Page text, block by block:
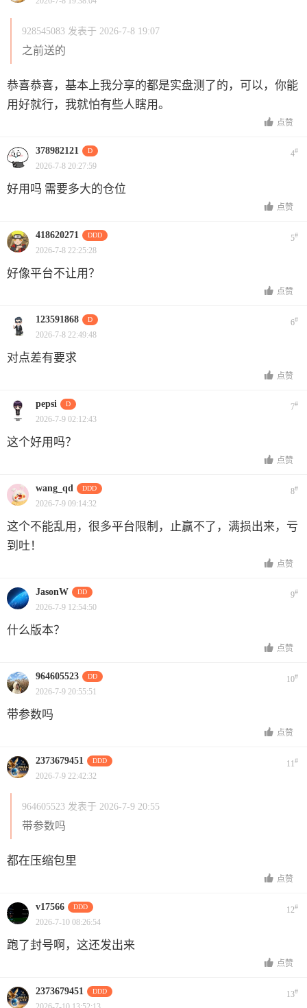
928545083 发表于 2026-7-8 19:07
之前送的
恭喜恭喜，基本上我分享的都是实盘测了的，可以，你能
用好就行，我就怕有些人瞎用。
点赞
378982121 D 4#
2026-7-8 20:27:59
好用吗 需要多大的仓位
点赞
418620271 DDD 5#
2026-7-8 22:25:28
好像平台不让用？
点赞
123591868 D 6#
2026-7-8 22:49:48
对点差有要求
点赞
pepsi D 7#
2026-7-9 02:12:43
这个好用吗？
点赞
wang_qd DDD 8#
2026-7-9 09:14:32
这个不能乱用，很多平台限制，止赢不了，满损出来，亏
到吐！
点赞
JasonW DD 9#
2026-7-9 12:54:50
什么版本？
点赞
964605523 DD 10#
2026-7-9 20:55:51
带参数吗
点赞
2373679451 DDD 11#
2026-7-9 22:42:32
964605523 发表于 2026-7-9 20:55
带参数吗
都在压缩包里
点赞
v17566 DDD 12#
2026-7-10 08:26:54
跑了封号啊，这还发出来
点赞
2373679451 DDD 13#